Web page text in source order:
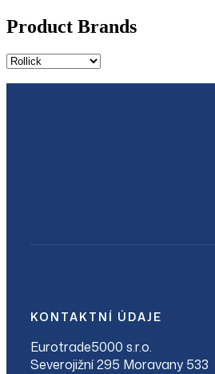
Product Brands
KONTAKTNÍ ÚDAJE
Eurotrade5000 s.r.o.
Severojižní 295 Moravany 533